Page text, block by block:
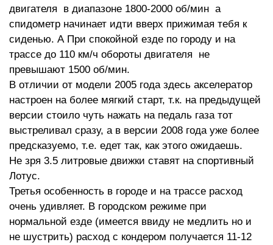
двигателя в диапазоне 1800-2000 об/мин а
спидометр начинает идти вверх прижимая тебя к
сиденью. А При спокойной езде по городу и на
трассе до 110 км/ч обороты двигателя не
превышают 1500 об/мин.
В отличии от модели 2005 года здесь акселератор
настроен на более мягкий старт, т.к. на предыдущей
версии стоило чуть нажать на педаль газа тот
выстреливал сразу, а в версии 2008 года уже более
предсказуемо, т.е. едет так, как этого ожидаешь.
Не зря 3.5 литровые движки ставят на спортивный
Лотус.
Третья особенность в городе и на трассе расход
очень удивляет. В городском режиме при
нормальной езде (имеется ввиду не медлить но и
не шустрить) расход с кондером получается 11-12